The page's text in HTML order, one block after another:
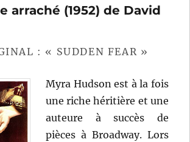
arraché (1952) de David
: « SUDDEN FEAR »
Myra Hudson est à la fois
une riche héritière et une
auteure à succès de
pièces à Broadway. Lors